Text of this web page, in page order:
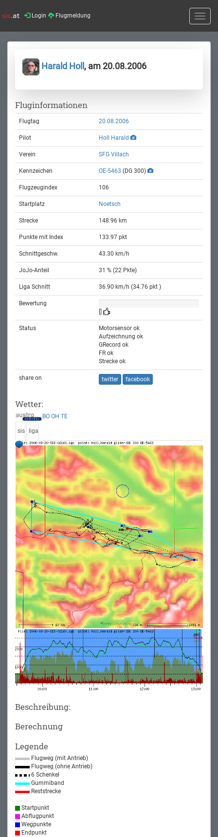
Login Flugmeldung
Toggle
Harald Holl , am 20.08.2006
Fluginformationen
Flugtag 20.08.2006
Pilot Holl Harald
Verein SFG Villach
Kennzeichen OE-5463 (DG 300)
Flugzeugindex 106
Startplatz Noetsch
Strecke 148.96 km
Punkte mit Index 133.97 pkt
Schnittgeschw. 43.30 km/h
JoJo-Anteil 31 % (22 Pkte)
Liga Schnitt 36.90 km/h (34.76 pkt )
Bewertung
Status
Motorsensor ok
Aufzeichnung ok
GRecord ok
FR ok
Strecke ok
share on twitter facebook
Wetter:
BO OH TE
sis liga
Beschreibung:
Berechnung
Legende
Flugweg (mit Antrieb)
Flugweg (ohne Antrieb)
6 Schenkel
Gummiband
Reststrecke
Startpunkt
Abflugpunkt
Wegpunkte
Endpunkt